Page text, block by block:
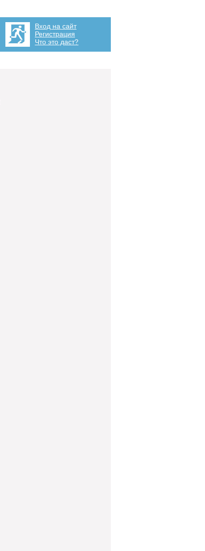
Вход на сайт
Регистрация
Что это даст?